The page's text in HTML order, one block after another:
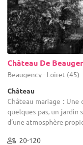
Château De
Beaugency - Loiret (45)
Château
Château mariage : Une
quelques pas, un
d’une atmosphère
20-120